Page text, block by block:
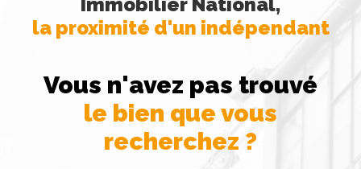
la proximité d'un indépendant
Vous n'avez pas trouvé
le bien que vous
recherchez ?